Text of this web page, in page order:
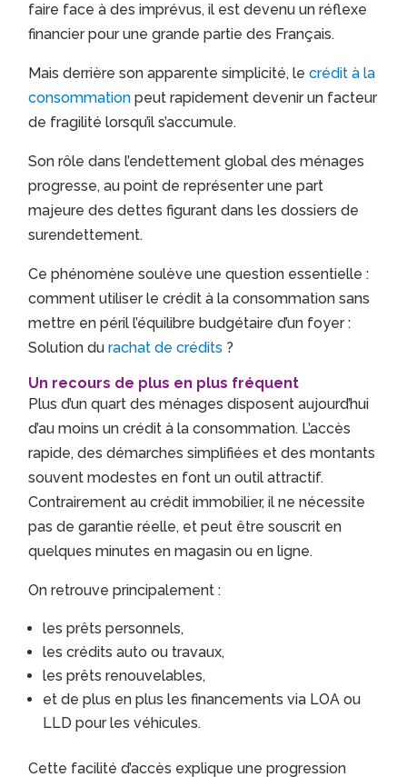
faire face à des imprévus, il est devenu un réflexe
financier pour une grande partie des Français.
Mais derrière son apparente simplicité, lecrédit à la
consommation peut rapidement devenir un facteur
de fragilité lorsqu’il s’accumule.
Son rôle dans l’endettement global des ménages
progresse, au point de représenter une part
majeure des dettes figurant dans les dossiers de
surendettement.
Ce phénomène soulève une question essentielle :
comment utiliser le crédit à la consommation sans
mettre en péril l’équilibre budgétaire d’un foyer :
Solution durachat de crédits ?
Un recours de plus en plus fréquent
Plus d’un quart des ménages disposent aujourd’hui
d’au moins un crédit à la consommation. L’accès
rapide, des démarches simplifiées et des montants
souvent modestes en font un outil attractif.
Contrairement au crédit immobilier, il ne nécessite
pas de garantie réelle, et peut être souscrit en
quelques minutes en magasin ou en ligne.
On retrouve principalement :
les prêts personnels,
les crédits auto ou travaux,
les prêts renouvelables,
et de plus en plus les financements via LOA ou
LLD pour les véhicules.
Cette facilité d’accès explique une progression